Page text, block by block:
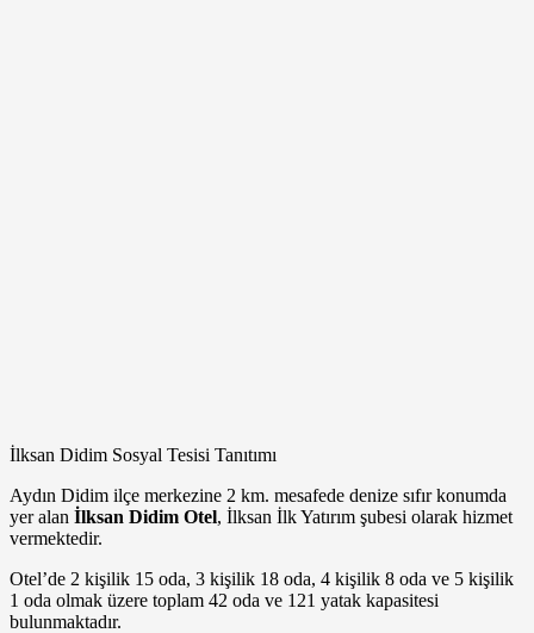
İlksan Didim Sosyal Tesisi Tanıtımı
Aydın Didim ilçe merkezine 2 km. mesafede denize sıfır konumda
yer alan İlksan Didim Otel, İlksan İlk Yatırım şubesi olarak hizmet
vermektedir.
Otel’de 2 kişilik 15 oda, 3 kişilik 18 oda, 4 kişilik 8 oda ve 5 kişilik
1 oda olmak üzere toplam 42 oda ve 121 yatak kapasitesi
bulunmaktadır.